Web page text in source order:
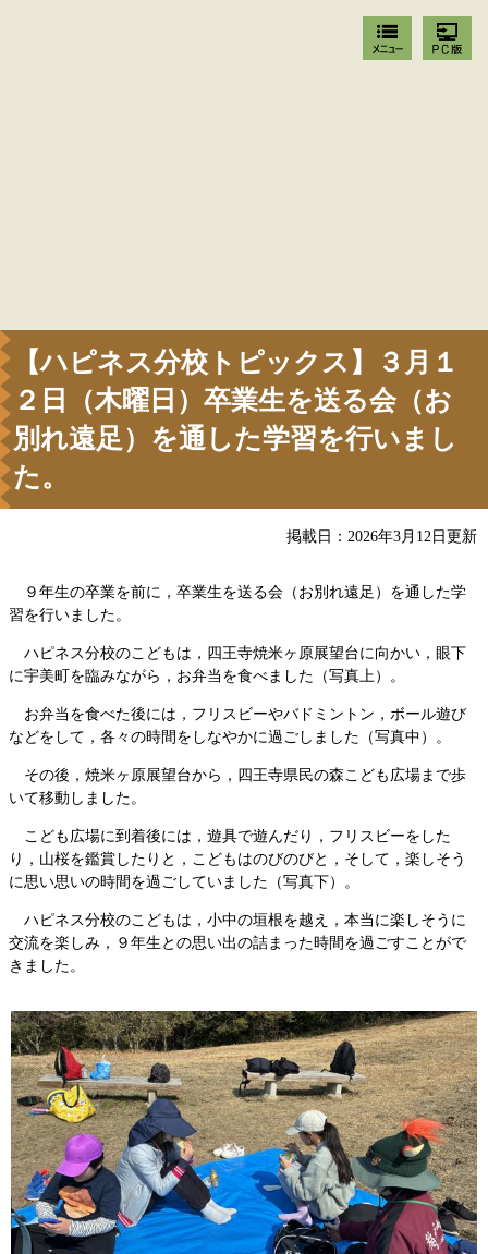
【ハピネス分校トピックス】３月１
２日（木曜日）卒業生を送る会（お
別れ遠足）を通した学習を行いまし
た。
掲載日：2026年3月12日更新
９年生の卒業を前に，卒業生を送る会（お別れ遠足）を通した学
習を行いました。
ハピネス分校のこどもは，四王寺焼米ヶ原展望台に向かい，眼下
に宇美町を臨みながら，お弁当を食べました（写真上）。
お弁当を食べた後には，フリスビーやバドミントン，ボール遊び
などをして，各々の時間をしなやかに過ごしました（写真中）。
その後，焼米ヶ原展望台から，四王寺県民の森こども広場まで歩
いて移動しました。
こども広場に到着後には，遊具で遊んだり，フリスビーをした
り，山桜を鑑賞したりと，こどもはのびのびと，そして，楽しそう
に思い思いの時間を過ごしていました（写真下）。
ハピネス分校のこどもは，小中の垣根を越え，本当に楽しそうに
交流を楽しみ，９年生との思い出の詰まった時間を過ごすことがで
きました。